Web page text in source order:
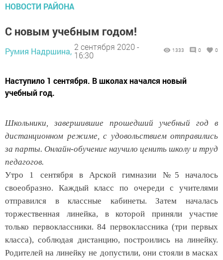
НОВОСТИ РАЙОНА
С новым учебным годом!
Румия Надршина, 2 сентября 2020 -
16:30
1333 0 0
Наступило 1 сентября. В школах начался новый
учебный год.
Школьники, завершившие прошедший учебный год в
дистанционном режиме, с удовольствием отправились
за парты. Онлайн-обучение научило ценить школу и труд
педагогов.
Утро 1 сентября в Арской гимназии №5 началось
своеобразно. Каждый класс по очереди с учителями
отправился в классные кабинеты. Затем началась
торжественная линейка, в которой приняли участие
только первоклассники. 84 первоклассника (три первых
класса), соблюдая дистанцию, построились на линейку.
Родителей на линейку не допустили, они стояли в масках